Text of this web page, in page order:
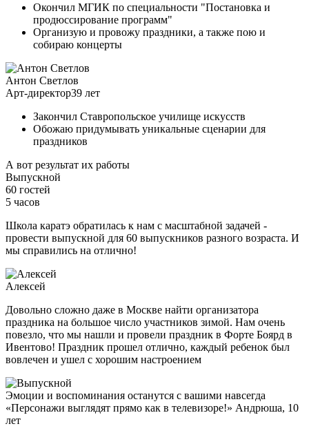
Окончил МГИК по специальности "Постановка и
продюссирование программ"
Организую и провожу праздники, а также пою и
собираю концерты
Антон Светлов
Арт-директор39 лет
Закончил Ставропольское училище искусств
Обожаю придумывать уникальные сценарии для
праздников
А вот результат их работы
Выпускной
60 гостей
5 часов
Школа каратэ обратилась к нам с масштабной задачей -
провести выпускной для 60 выпускников разного возраста. И
мы справились на отлично!
Алексей
Довольно сложно даже в Москве найти организатора
праздника на большое число участников зимой. Нам очень
повезло, что мы нашли и провели праздник в Форте Боярд в
Ивентово! Праздник прошел отлично, каждый ребенок был
вовлечен и ушел с хорошим настроением
Эмоции и воспоминания останутся с вашими навсегда
«Персонажи выглядят прямо как в телевизоре!» Андрюша, 10
лет